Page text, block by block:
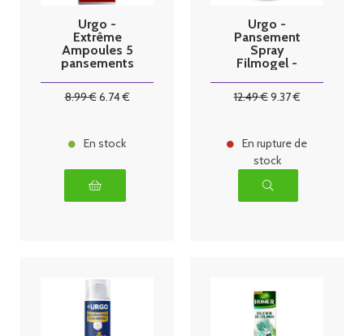
Urgo -
Extrême
Ampoules 5
pansements
8.99€6.74€
En stock
Urgo -
Pansement
Spray
Filmogel -
12.49€9.37€
En rupture de
stock